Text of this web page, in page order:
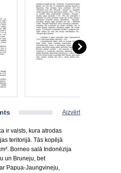
Aizvērt
ir valsts, kura atrodas
teritorijā. Tās kopējā
Borneo salā Indonēzija
un Bruneju, bet
Papua-Jaungvineju,